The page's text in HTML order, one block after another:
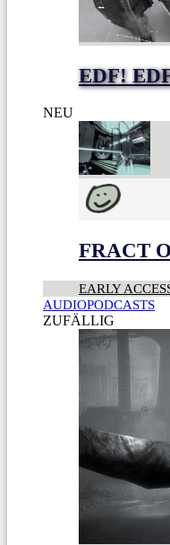
EDF!
NEU
FRACT
EARLY
AUDIOPODCASTS
ZUFÄLLIG